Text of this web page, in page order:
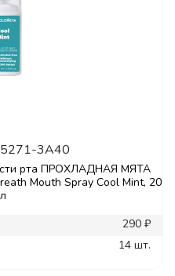
3A40
рта ПРОХЛАДНАЯ МЯТА
Mouth Spray Cool Mint, 20
290 ₽
14 шт.